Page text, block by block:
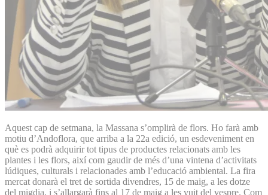
Aquest cap de setmana, la Massana s’omplirà de flors. Ho farà amb
motiu d’Andoflora, que arriba a la 22a edició, un esdeveniment en
què es podrà adquirir tot tipus de productes relacionats amb les
plantes i les flors, així com gaudir de més d’una vintena d’activitats
lúdiques, culturals i relacionades amb l’educació ambiental. La fira
mercat donarà el tret de sortida divendres, 15 de maig, a les dotze
del migdia, i s’allargarà fins al 17 de maig a les vuit del vespre. Com